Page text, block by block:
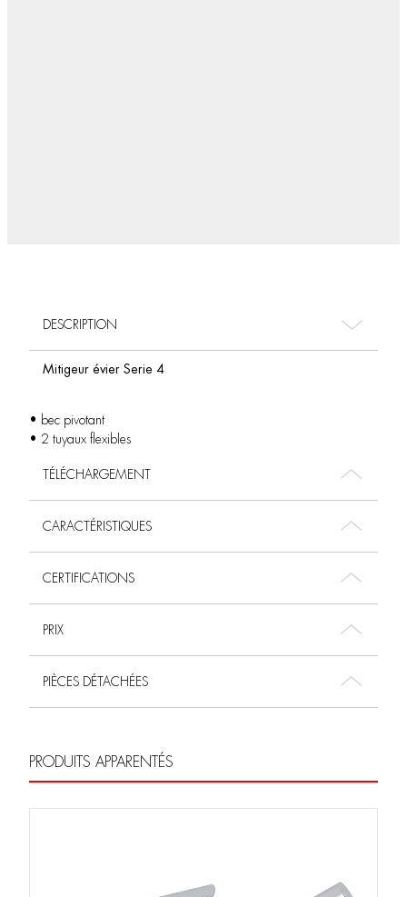
DESCRIPTION
Mitigeur évier Serie 4
• bec pivotant
• 2 tuyaux flexibles
TÉLÉCHARGEMENT
CARACTÉRISTIQUES
CERTIFICATIONS
PRIX
PIÈCES DÉTACHÉES
PRODUITS APPARENTÉS